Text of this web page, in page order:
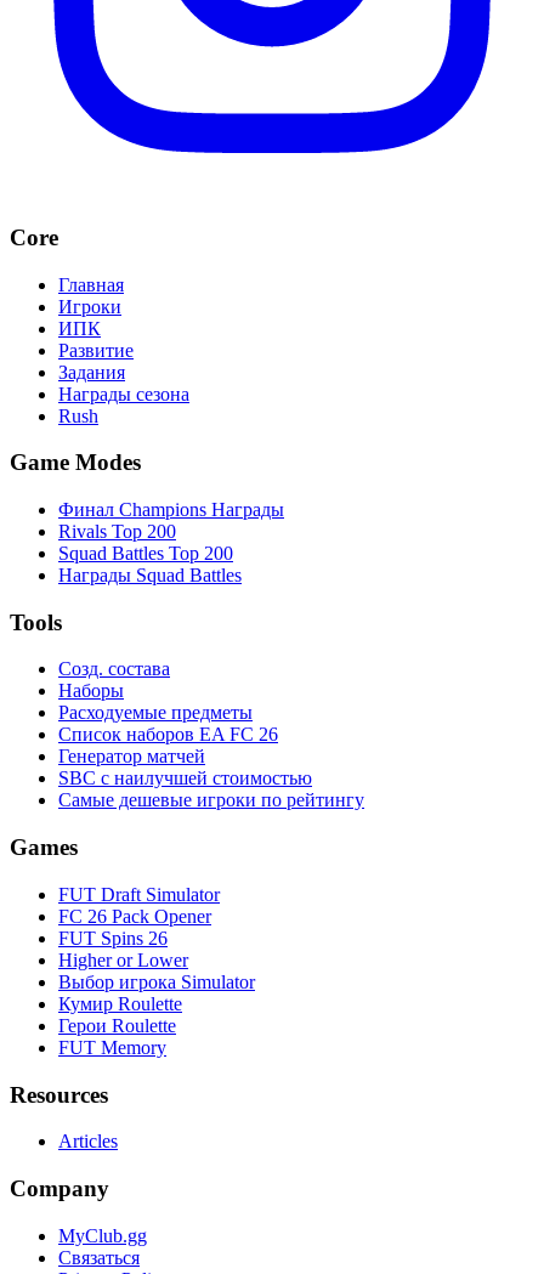
Core
Главная
Игроки
ИПК
Развитие
Задания
Награды сезона
Rush
Game Modes
Финал Champions Награды
Rivals Top 200
Squad Battles Top 200
Награды Squad Battles
Tools
Созд. состава
Наборы
Расходуемые предметы
Список наборов EA FC 26
Генератор матчей
SBC с наилучшей стоимостью
Самые дешевые игроки по рейтингу
Games
FUT Draft Simulator
FC 26 Pack Opener
FUT Spins 26
Higher or Lower
Выбор игрока Simulator
Кумир Roulette
Герои Roulette
FUT Memory
Resources
Articles
Company
MyClub.gg
Связаться